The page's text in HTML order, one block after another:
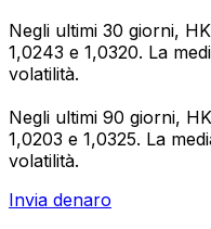
Negli ultimi 30 giorni,
1,0243 e 1,0320. La
volatilità.
Negli ultimi 90 giorni,
1,0203 e 1,0325. La
volatilità.
Invia denaro